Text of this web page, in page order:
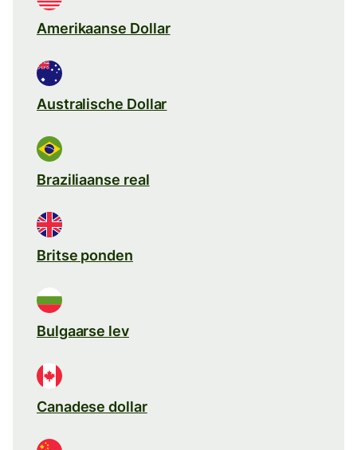
Amerikaanse Dollar
Australische Dollar
Braziliaanse real
Britse ponden
Bulgaarse lev
Canadese dollar